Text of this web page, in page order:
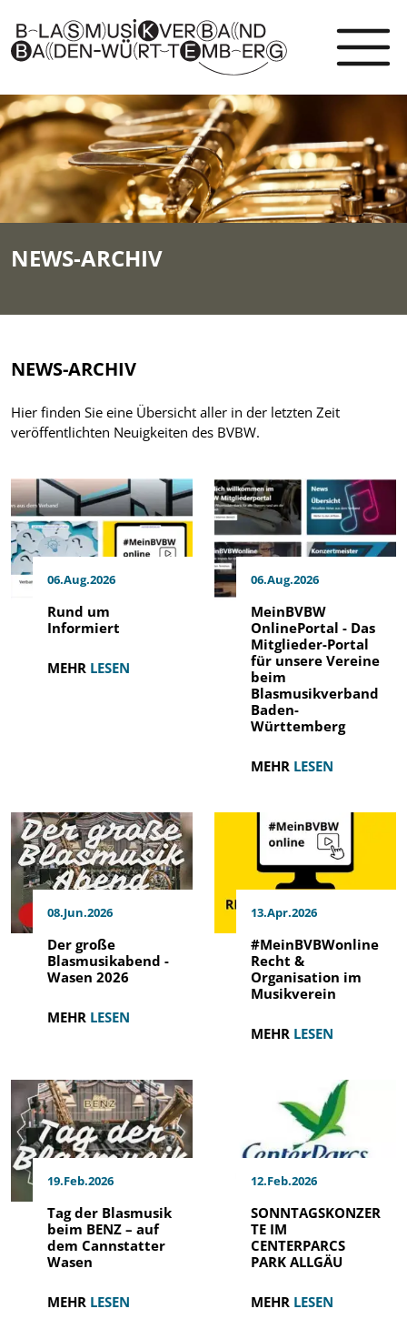
NEWS-ARCHIV
NEWS-ARCHIV
Hier finden Sie eine Übersicht aller in der letzten Zeit
veröffentlichten Neuigkeiten des BVBW.
06.Aug.2026
Rund um
Informiert
MEHR LESEN
06.Aug.2026
MeinBVBW
OnlinePortal - Das
Mitglieder-Portal
für unsere Vereine
beim
Blasmusikverband
Baden-
Württemberg
MEHR LESEN
08.Jun.2026
Der große
Blasmusikabend -
Wasen 2026
MEHR LESEN
13.Apr.2026
#MeinBVBWonline
Recht &
Organisation im
Musikverein
MEHR LESEN
19.Feb.2026
Tag der Blasmusik
beim BENZ – auf
dem Cannstatter
Wasen
MEHR LESEN
12.Feb.2026
SONNTAGSKONZER
TE IM
CENTERPARCS
PARK ALLGÄU
MEHR LESEN